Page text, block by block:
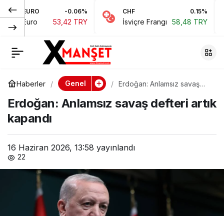
-0.06%
53,42 TRY
CHF
İsviçre Frangı 58,48 TRY
JPY
Japon
Haberler Genel
Erdoğan: Anlamsız savaş
Erdoğan: Anlamsız savaş defteri artık
kapandı
16 Haziran 2026, 13:58 yayınlandı
22
Çeler: CTP, DP, YDP
ve bağımsız vekiller
seçim tarihi
Meclis’ten geçer
Paylaş